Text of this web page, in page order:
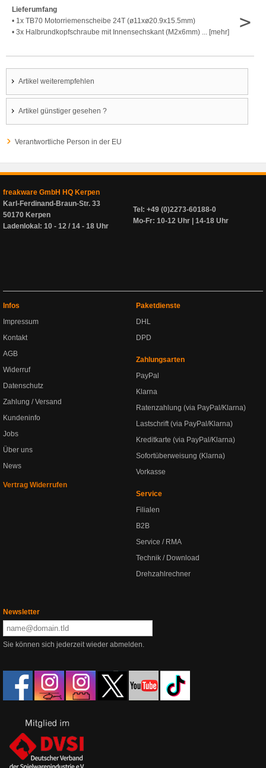
Lieferumfang
• 1x TB70 Motorriemenscheibe 24T (ø11xø20.9x15.5mm)
• 3x Halbrundkopfschraube mit Innensechskant (M2x6mm) ... [mehr]
>
Artikel weiterempfehlen
Artikel günstiger gesehen ?
Verantwortliche Person in der EU
freakware GmbH HQ Kerpen
Karl-Ferdinand-Braun-Str. 33
50170 Kerpen
Ladenlokal: 10 - 12 / 14 - 18 Uhr
Tel: +49 (0)2273-60188-0
Mo-Fr: 10-12 Uhr | 14-18 Uhr
Infos
Impressum
Kontakt
AGB
Widerruf
Datenschutz
Zahlung / Versand
Kundeninfo
Jobs
Über uns
News
Vertrag Widerrufen
Paketdienste
DHL
DPD
Zahlungsarten
PayPal
Klarna
Ratenzahlung (via PayPal/Klarna)
Lastschrift (via PayPal/Klarna)
Kreditkarte (via PayPal/Klarna)
Sofortüberweisung (Klarna)
Vorkasse
Service
Filialen
B2B
Service / RMA
Technik / Download
Drehzahlrechner
Newsletter
Sie können sich jederzeit wieder abmelden.